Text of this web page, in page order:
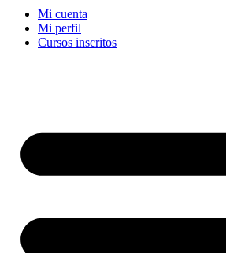
Mi cuenta
Mi perfil
Cursos inscritos